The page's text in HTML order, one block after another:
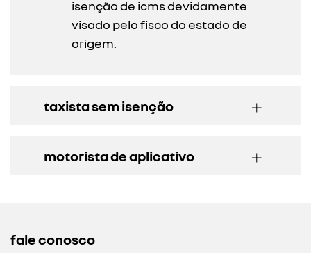
isenção de icms devidamente
visado pelo fisco do estado de
origem.
taxista sem isenção
motorista de aplicativo
fale conosco